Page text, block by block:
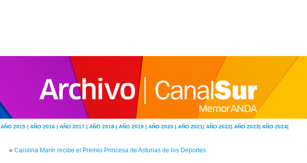
AÑO 2015 | AÑO 2016 | AÑO 2017 | AÑO 2018 | AÑO 2019 | AÑO 2020 | AÑO 2021| AÑO 2022| AÑO 2023| AÑO 2024|
« Carolina Marín recibe el Premio Princesa de Asturias de los Deportes